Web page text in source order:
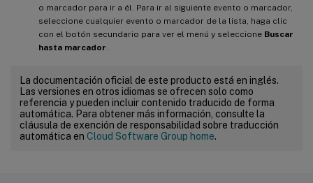
o marcador para ir a él. Para ir al siguiente evento o marcador,
seleccione cualquier evento o marcador de la lista, haga clic
con el botón secundario para ver el menú y seleccione Buscar
hasta marcador
La documentación oficial de este producto está en inglés.
Las versiones en otros idiomas se ofrecen solo como
referencia y pueden incluir contenido traducido de forma
automática. Para obtener más información, consulte la
cláusula de exención de responsabilidad sobre traducción
automática en Cloud Software Group home.